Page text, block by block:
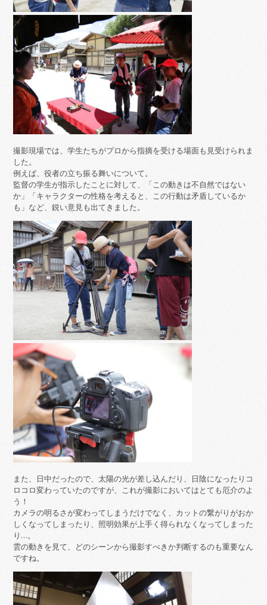
撮影現場では、学生たちがプロから指摘を受ける場面も見受けられま
した。
例えば、役者の立ち振る舞いについて。
監督の学生が指示したことに対して、「この動きは不自然ではない
か」「キャラクターの性格を考えると、この行動は矛盾しているか
も」など、鋭い意見も出てきました。
また、日中だったので、太陽の光が差し込んだり、日陰になったりコ
ロコロ変わっていたのですが、これが撮影においてはとても厄介のよ
う！
カメラの明るさが変わってしまうだけでなく、カットの繋がりがおか
しくなってしまったり、照明効果が上手く得られなくなってしまった
り…。
雲の動きを見て、どのシーンから撮影すべきか判断するのも重要なん
ですね。